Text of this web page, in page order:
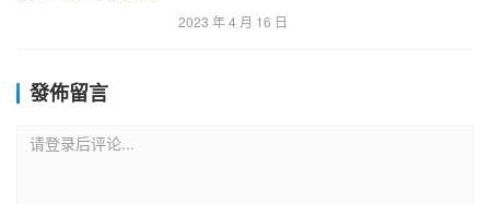
2023 年 4 月 16 日
發佈留言
请登录后评论...